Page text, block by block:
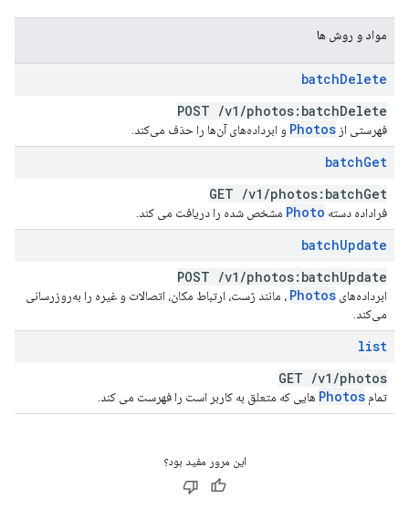
مواد و روش ها
batchDelete
POST /v1 /photos:batchDelete
فهرستی از Photos و ابرداده‌های آن‌ها را حذف می‌کند.
batchGet
GET /v1 /photos:batchGet
فراداده دسته Photo مشخص شده را دریافت می کند.
batchUpdate
POST /v1 /photos:batchUpdate
ابرداده‌های Photos ، مانند ژست، ارتباط مکان، اتصالات و غیره را به‌روزرسانی
می‌کند.
list
GET /v1 /photos
تمام Photos هایی که متعلق به کاربر است را فهرست می کند.
این مرور مفید بود؟